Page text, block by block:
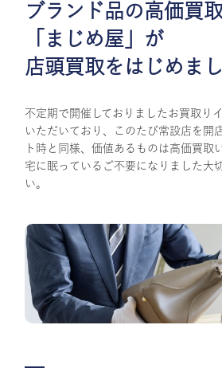
ブランド品の高価買
「まじめ屋」が
店頭買取をはじめまし
不定期で開催しておりましたお買取り
いただいており、このたび常設店を開
ト時と同様、価値あるものは高価買取
宅に眠っているご不要になりました大
い。